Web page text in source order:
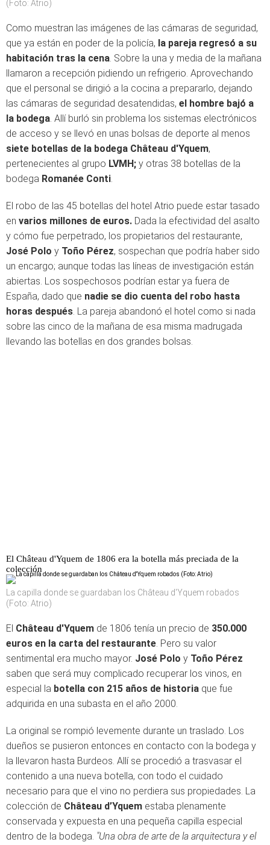
(Foto: Atrio)
Como muestran las imágenes de las cámaras de seguridad,
que ya están en poder de la policía, la pareja regresó a su
habitación tras la cena. Sobre la una y media de la mañana
llamaron a recepción pidiendo un refrigerio. Aprovechando
que el personal se dirigió a la cocina a prepararlo, dejando
las cámaras de seguridad desatendidas, el hombre bajó a
la bodega. Allí burló sin problema los sistemas electrónicos
de acceso y se llevó en unas bolsas de deporte al menos
siete botellas de la bodega Château d'Yquem,
pertenecientes al grupo LVMH; y otras 38 botellas de la
bodega Romanée Conti.
El robo de las 45 botellas del hotel Atrio puede estar tasado
en varios millones de euros. Dada la efectividad del asalto
y cómo fue perpetrado, los propietarios del restaurante,
José Polo y Toño Pérez, sospechan que podría haber sido
un encargo; aunque todas las líneas de investigación están
abiertas. Los sospechosos podrían estar ya fuera de
España, dado que nadie se dio cuenta del robo hasta
horas después. La pareja abandonó el hotel como si nada
sobre las cinco de la mañana de esa misma madrugada
llevando las botellas en dos grandes bolsas.
El Château d'Yquem de 1806 era la botella más preciada de la
colección
La capilla donde se guardaban los Château d'Yquem robados
(Foto: Atrio)
El Château d'Yquem de 1806 tenía un precio de 350.000
euros en la carta del restaurante. Pero su valor
sentimental era mucho mayor. José Polo y Toño Pérez
saben que será muy complicado recuperar los vinos, en
especial la botella con 215 años de historia que fue
adquirida en una subasta en el año 2000.
La original se rompió levemente durante un traslado. Los
dueños se pusieron entonces en contacto con la bodega y
la llevaron hasta Burdeos. Allí se procedió a trasvasar el
contenido a una nueva botella, con todo el cuidado
necesario para que el vino no perdiera sus propiedades. La
colección de Château d’Yquem estaba plenamente
conservada y expuesta en una pequeña capilla especial
dentro de la bodega. "Una obra de arte de la arquitectura y el